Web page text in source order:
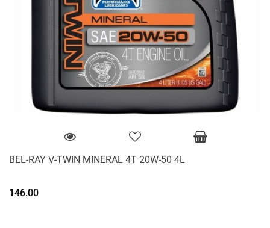
BEL-RAY V-TWIN MINERAL 4T 20W-50 4L
146.00